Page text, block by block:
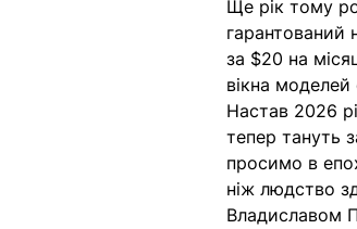
Ще рік тому
гарантований
за $20 на
вікна
Настав 2026
тепер тануть
просимо в
ніж людство
Владиславом